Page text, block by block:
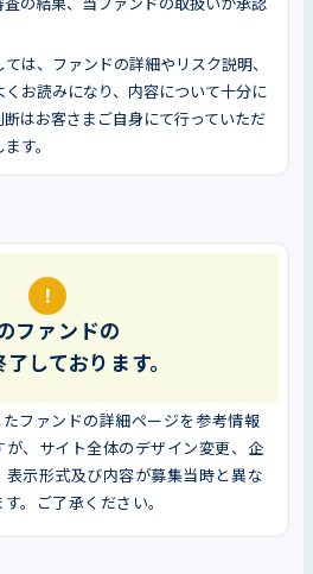
は、ファンドの詳細やリスク説明、
お読みになり、内容について十分に
断はお客さまご自身にて行っていただ
す。
!
ファンドの
しております。
ファンドの詳細ページを参考情報
が、サイト全体のデザイン変更、企
表示形式及び内容が募集当時と異な
。ご了承ください。